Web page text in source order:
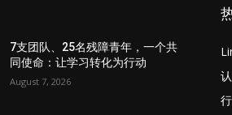
7支团队、25名残障青年，一个共
同使命：让学习转化为行动
August 7, 2026